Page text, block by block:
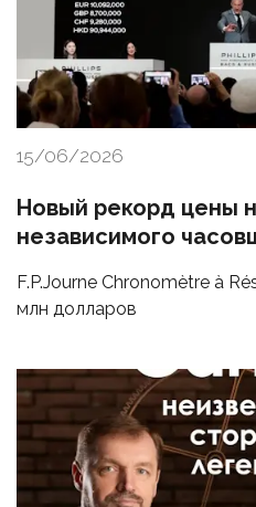
15/06/2026
Новый рекорд цены
независимого
F.P.Journe Chronomètre à
млн долларов